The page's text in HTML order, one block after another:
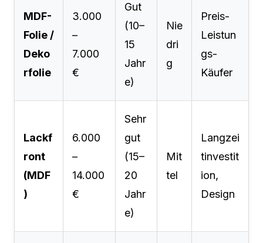
MDF-
Folie /
Deko
rfolie
3.000
–
7.000
€
Gut
(10–
15
Jahr
e)
Nie
dri
g
Preis-
Leistun
gs-
Käufer
Lackf
ront
(MDF
)
6.000
–
14.000
€
Sehr
gut
(15–
20
Jahr
e)
Mit
tel
Langzei
tinvestit
ion,
Design